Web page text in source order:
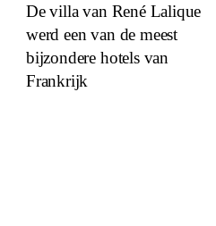
De villa van René Lalique
werd een van de meest
bijzondere hotels van
Frankrijk